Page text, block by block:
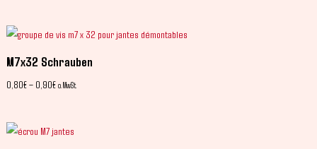
M7x32 Schrauben
0,80€– 0,90€ o. MwSt.